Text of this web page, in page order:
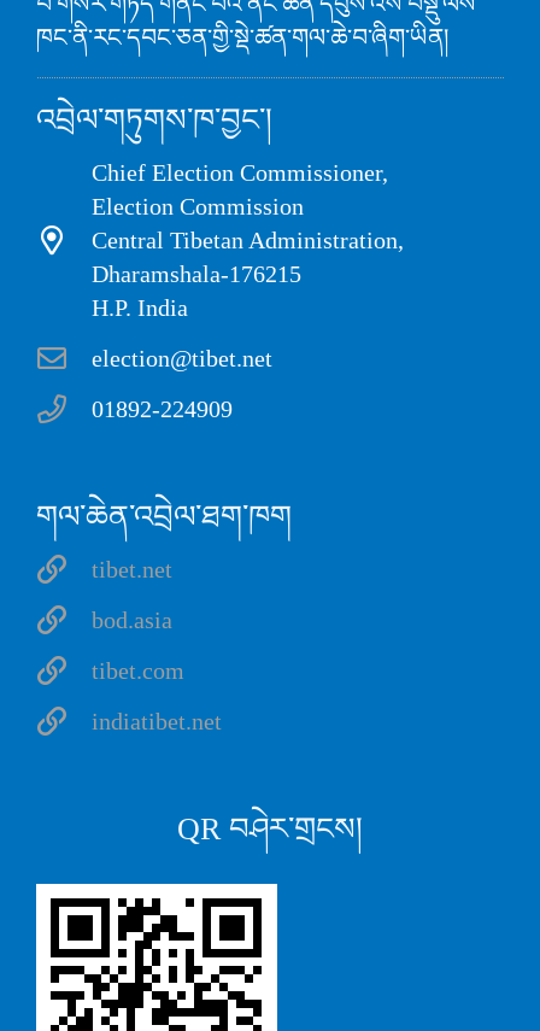
ཁང་ནི་རང་དབང་ཅན་གྱི་སྡེ་ཚན་གལ་ཆེ་བ་ཞིག་ཡིན།
འབྲེལ་གཏུགས་ཁ་བྱང་།
Chief Election Commissioner,
Election Commission
Central Tibetan Administration,
Dharamshala-176215
H.P. India
election@tibet.net
01892-224909
གལ་ཆེན་འབྲེལ་ཐག་ཁག
tibet.net
bod.asia
tibet.com
indiatibet.net
QR བཤེར་གྲངས།